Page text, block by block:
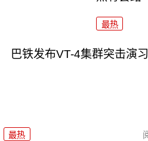
最热
巴铁发布VT-4集群突击演
最热